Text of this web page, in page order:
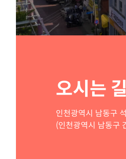
오시는 길
인천광역시 남동구
(인천광역시 남동구